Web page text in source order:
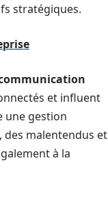
stratégiques.
et influent
une gestion
des malentendus et
à la